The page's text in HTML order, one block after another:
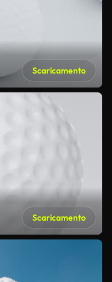
Scaricamento
Scaricamento